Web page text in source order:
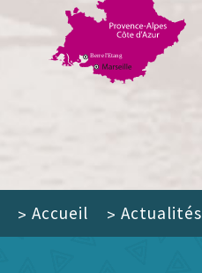
> Accueil > Actualités